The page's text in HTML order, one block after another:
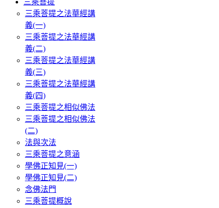
三乘菩提
三乘菩提之法華經講
義(一)
三乘菩提之法華經講
義(二)
三乘菩提之法華經講
義(三)
三乘菩提之法華經講
義(四)
三乘菩提之相似佛法
三乘菩提之相似佛法
(二)
法與次法
三乘菩提之意涵
學佛正知見(一)
學佛正知見(二)
念佛法門
三乘菩提概說